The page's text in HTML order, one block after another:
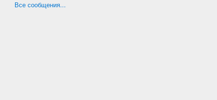
Все сообщения...